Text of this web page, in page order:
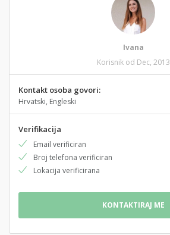
Ivana
Korisnik od Dec, 2013
Kontakt osoba govori:
Hrvatski, Engleski
Verifikacija
Email verificiran
Broj telefona verificiran
Lokacija verificirana
KONTAKTIRAJ ME